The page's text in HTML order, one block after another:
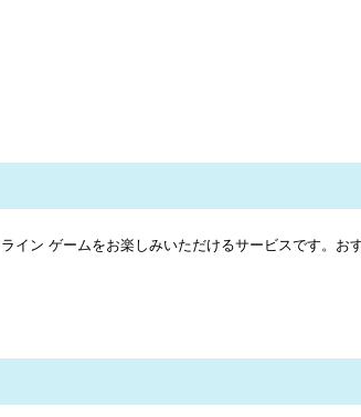
イン ゲームをお楽しみいただけるサービスです。お